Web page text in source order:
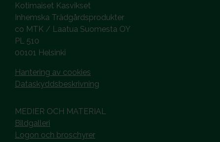
Kotimaiset Kasvikset
Inhemska Trädgårdsprodukter
co MTK / Laatua Suomesta OY
PL 510
00101 Helsinki
Hantering av cookies
Dataskyddsbeskrivning
MEDIER OCH MATERIAL
Bildgalleri
Logon och broschyrer